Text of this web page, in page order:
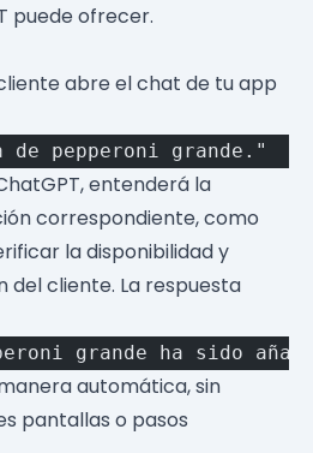
puede ofrecer.
abre el chat de tu app
de pepperoni grande."
entenderá la
correspondiente, como
la disponibilidad y
cliente. La respuesta
grande ha sido
automática, sin
pantallas o pasos